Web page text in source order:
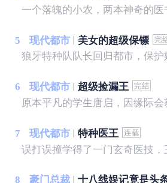
5 现代都市
美女的超级保镖
6 现代都市
超级捡漏王
7 现代都市
特种医王
8 豪门总裁 十八线娱记竟是头